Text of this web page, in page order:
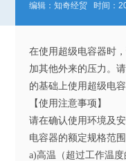
编辑：知奇经贸 时间：
在使用超级电容器时
加其他外来的压力。
的基础上使用超级电容
【使用注意事项】
请在确认使用环境及
电容器的额定规格范围
a)高温（超过工作温度